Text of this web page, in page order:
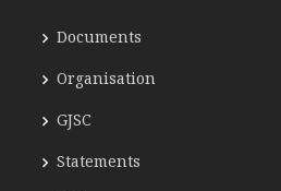
Documents
Organisation
GJSC
Statements